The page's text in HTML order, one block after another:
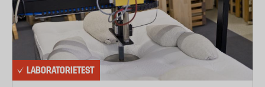
LABORATORIETEST